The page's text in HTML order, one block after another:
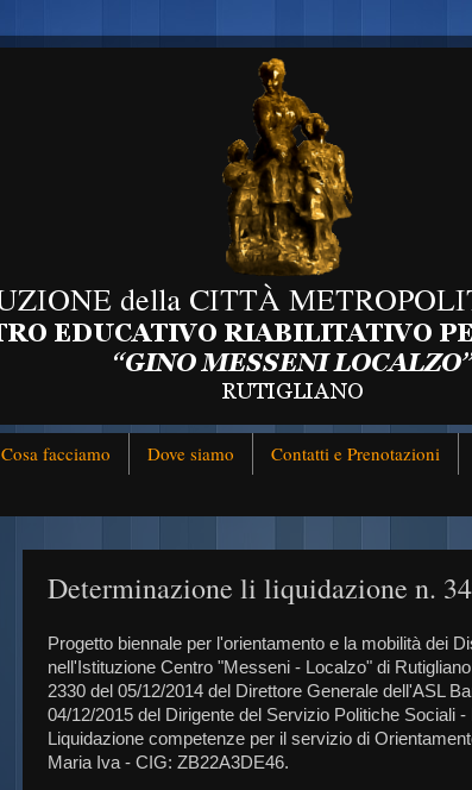
Cosa facciamo Dove siamo Contatti e Prenotazioni
Determinazione li liquidazione n.
Progetto biennale per l'orientamento e la mobilità dei
nell'Istituzione Centro "Messeni - Localzo" di
2330 del 05/12/2014 del Direttore Generale dell'ASL
04/12/2015 del Dirigente del Servizio Politiche Sociali
Liquidazione competenze per il servizio di
Maria Iva - CIG: ZB22A3DE46.